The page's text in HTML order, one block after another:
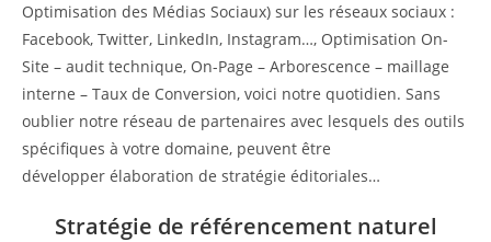
Optimisation des Médias Sociaux) sur les réseaux sociaux :
Facebook, Twitter, LinkedIn, Instagram…, Optimisation On-
Site – audit technique, On-Page – Arborescence – maillage
interne – Taux de Conversion, voici notre quotidien. Sans
oublier notre réseau de partenaires avec lesquels des outils
spécifiques à votre domaine, peuvent être
développer élaboration de stratégie éditoriales…
Stratégie de référencement naturel